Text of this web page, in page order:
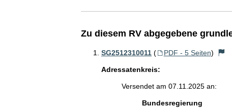
Zu diesem RV abgegebene
SG2512310011 ( PDF - 5 Seiten)
Adressatenkreis:
Versendet am 07.11.2025 an:
Bundesregierung